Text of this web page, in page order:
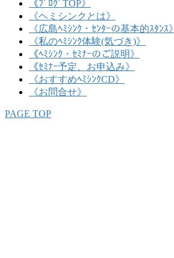
《ﾌﾞﾛｸﾞTOP》
《ヘミシンクとは》
《広島ﾍﾐｼﾝｸ・ｾﾝﾀｰの基本的ｽﾀﾝｽ》
《私のﾍﾐｼﾝｸ体験(気づき)》
《ﾍﾐｼﾝｸ・ｾﾐﾅｰのご説明》
《ｾﾐﾅｰ予定、お申込み》
《おすすめﾍﾐｼﾝｸCD》
《お問合せ》
PAGE TOP